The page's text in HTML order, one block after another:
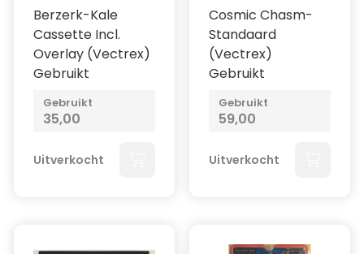
Berzerk-Kale
Cassette Incl.
Overlay (Vectrex)
Gebruikt
Gebruikt
35,00
Uitverkocht
Cosmic Chasm-
Standaard
(Vectrex)
Gebruikt
Gebruikt
59,00
Uitverkocht